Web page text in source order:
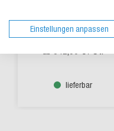
Zum Produkt
ab
lieferbar
Einstellungen anpassen